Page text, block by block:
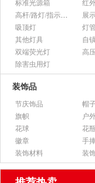
标准光源箱
红
高杆/路灯/指示灯类
展
吸顶灯
灯管
其他灯具
自
双端荧光灯
高
除害虫用灯
装饰品
节庆饰品
帽
旗帜
户
花球
花
徽章
手
装饰材料
装